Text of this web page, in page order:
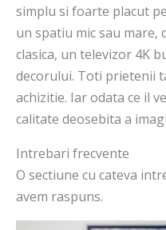
simplu si foarte placut
un spatiu mic sau mare,
clasica, un televizor 4K
decorului. Toti prietenii
achizitie. Iar odata ce il
calitate deosebita a
Intrebari frecvente
O sectiune cu cateva
avem raspuns.